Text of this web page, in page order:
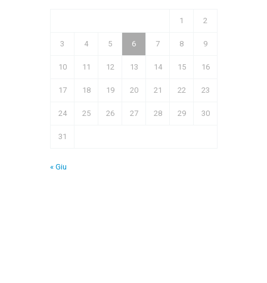
1 2
3 4 5 6 7 8 9
10 11 12 13 14 15 16
17 18 19 20 21 22 23
24 25 26 27 28 29 30
31
« Giu